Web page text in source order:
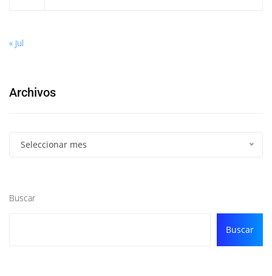
« Jul
Archivos
Seleccionar mes
Buscar
Buscar